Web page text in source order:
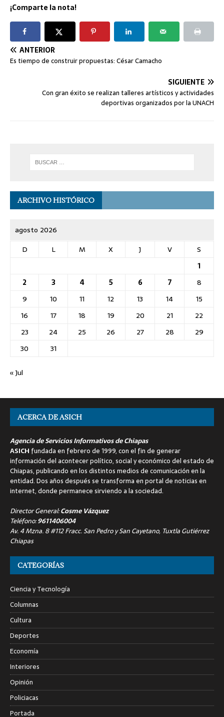
¡Comparte la nota!
ANTERIOR
Es tiempo de construir propuestas: César Camacho
SIGUIENTE
Con gran éxito se realizan talleres artísticos y actividades
deportivas organizados por la UNACH
ARCHIVO HISTÓRICO
agosto 2026
D
L M X J V
S
1
2
3 4 5 6 7
8
9
10 11 12 13 14
15
16
17 18 19 20 21
22
23
24 25 26 27 28
29
30
31
« Jul
ACERCA DE ASICH
Agencia de Servicios Informativos de Chiapas
ASICH fundada en febrero de 1999, con el fin de generar
información del acontecer político, social y económico del estado de
Chiapas, publicando en los distintos medios de comunicación en la
entidad. Dos años después se transforma en portal de noticias en
internet, donde permanece sirviendo a la sociedad.
Director General:Cosme Vázquez
Teléfono:9611406004
Av. 4 Mzna. 8 #112 Fracc. San Pedro y San Cayetano, Tuxtla Gutiérrez
Chiapas
CATEGORÍAS
Ciencia y Tecnología
Columnas
Cultura
Deportes
Economía
Interiores
Opinión
Policiacas
Portada